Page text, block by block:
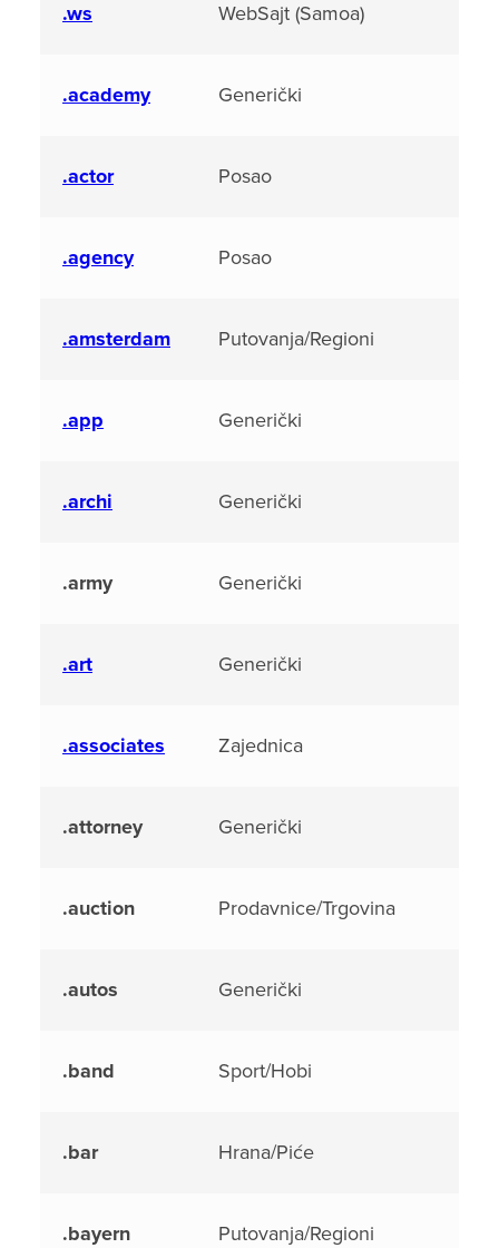
.ws WebSajt (Samoa)
.academy Generički
.actor Posao
.agency Posao
.amsterdam Putovanja/Regioni
.app Generički
.archi Generički
.army Generički
.art Generički
.associates Zajednica
.attorney Generički
.auction Prodavnice/Trgovina
.autos Generički
.band Sport/Hobi
.bar Hrana/Piće
.bayern Putovanja/Regioni